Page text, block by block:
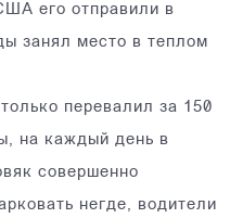
его отправили в
занял место в теплом
перевалил за 150
на каждый день в
совершенно
негде, водители